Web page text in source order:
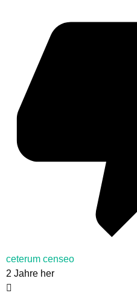
ceterum censeo
2 Jahre her